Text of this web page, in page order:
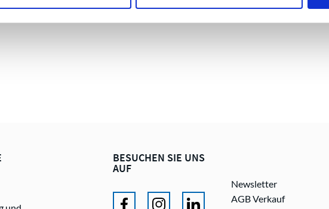
BESUCHEN SIE UNS
AUF
Newsletter
AGB Verkauf